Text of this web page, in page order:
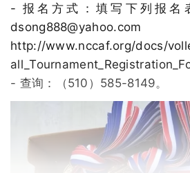
- 报名方式：填写下列报名
http://www.nccaf.org/docs/
- 查询：（510）585-8149。